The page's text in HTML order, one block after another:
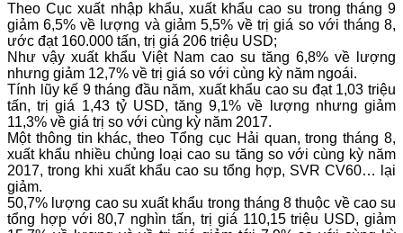
Theo Cục xuất nhập khẩu, xuất khẩu cao su trong tháng 9
giảm 6,5% về lượng và giảm 5,5% về trị giá so với tháng 8,
ước đạt 160.000 tấn, trị giá 206 triệu USD;
Như vậy xuất khẩu Việt Nam cao su tăng 6,8% về lượng
nhưng giảm 12,7% về trị giá so với cùng kỳ năm ngoái.
Tính lũy kế 9 tháng đầu năm, xuất khẩu cao su đạt 1,03 triệu
tấn, trị giá 1,43 tỷ USD, tăng 9,1% về lượng nhưng giảm
11,3% về giá trị so với cùng kỳ năm 2017.
Một thông tin khác, theo Tổng cục Hải quan, trong tháng 8,
xuất khẩu nhiều chủng loại cao su tăng so với cùng kỳ năm
2017, trong khi xuất khẩu cao su tổng hợp, SVR CV60… lại
giảm.
50,7% lượng cao su xuất khẩu trong tháng 8 thuộc về cao su
tổng hợp với 80,7 nghìn tấn, trị giá 110,15 triệu USD, giảm